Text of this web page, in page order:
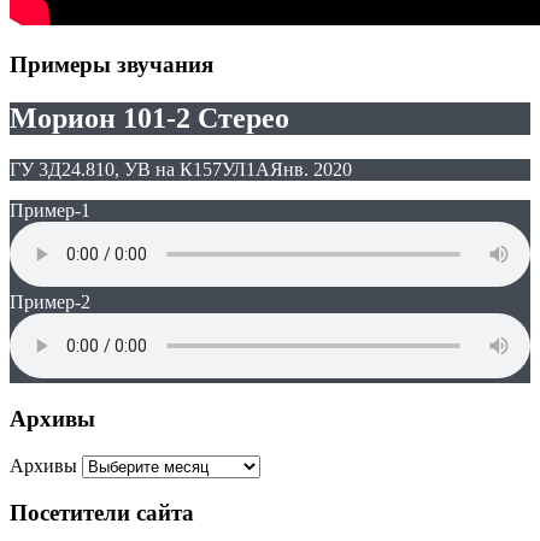
Примеры звучания
Морион 101-2 Стерео
ГУ 3Д24.810, УВ на К157УЛ1АЯнв. 2020
Пример-1
Пример-2
Архивы
Архивы
Посетители сайта